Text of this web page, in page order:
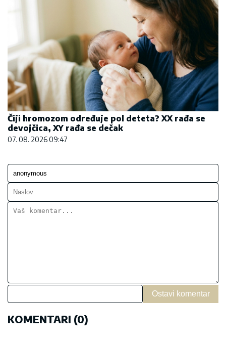
Čiji hromozom određuje pol deteta? XX rađa se
devojčica, XY rađa se dečak
07. 08. 2026 09:47
Ostavi komentar
KOMENTARI (0)